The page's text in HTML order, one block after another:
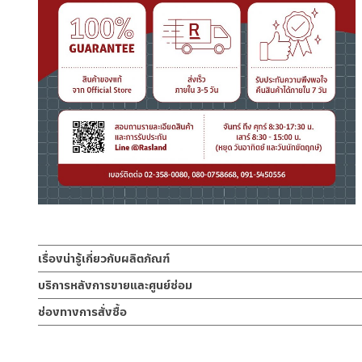
เรื่องน่ารู้เกี่ยวกับผลิตภัณฑ์
โถปัสสาวะชาย เป็นสุขภัณฑ์ที่ถูกออกแบบมาเพื่อความสะดวกสบายและ
ติดตั้งระดับสูงจากพื้น เหมาะสำหรับห้องน้ำที่มีพื้นที่จำกัด
บริการหลังการขายและศูนย์ซ่อม
ช่องทางออนไลน์
– Email: contact@charnpaiboon.com
ช่องทางการสั่งซื้อ